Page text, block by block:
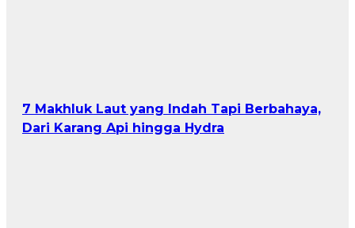
7 Makhluk Laut yang Indah Tapi Berbahaya,
Dari Karang Api hingga Hydra